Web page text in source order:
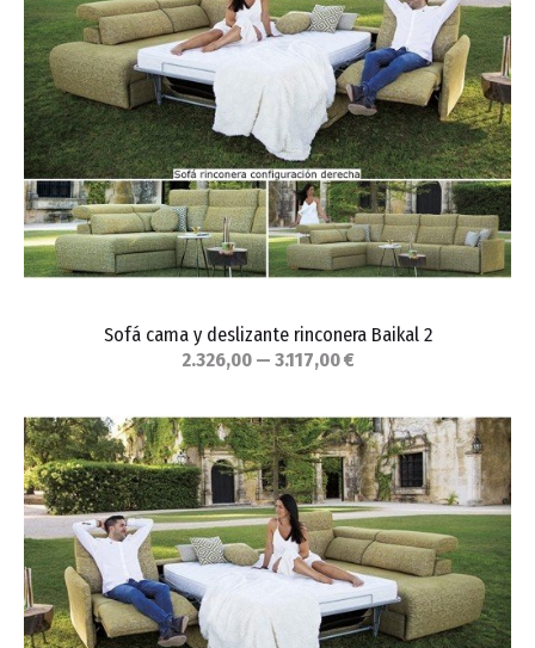
Sofá cama y deslizante rinconera Baikal 2
2.326,00 — 3.117,00 €